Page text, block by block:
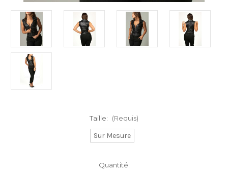
Taille: (Requis)
Sur Mesure
Quantité: